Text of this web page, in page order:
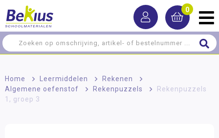
0
Home > Leermiddelen > Rekenen
>
Algemene oefenstof
> Rekenpuzzels >
Rekenpuzzels
1, groep 3